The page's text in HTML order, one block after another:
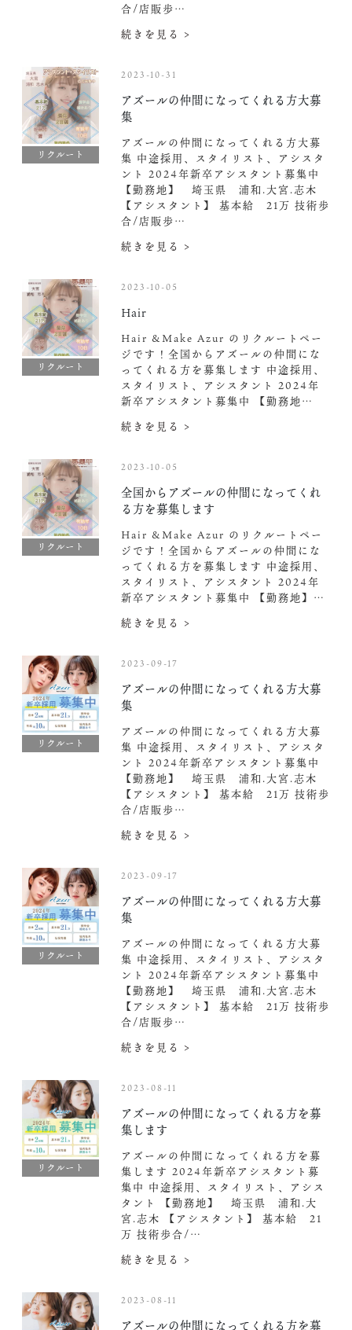
合/店販歩…
続きを見る >
リクルート
2023-10-31
アズールの仲間になってくれる方大募
集
アズールの仲間になってくれる方大募
集 中途採用、スタイリスト、アシスタ
ント 2024年新卒アシスタント募集中️
【勤務地】 埼玉県 浦和.大宮.志木
【アシスタント】 基本給 21万 技術歩
合/店販歩…
続きを見る >
リクルート
2023-10-05
Hair
Hair &Make Azur のリクルートペー
ジです！全国からアズールの仲間にな
ってくれる方を募集します 中途採用、
スタイリスト、アシスタント 2024年
新卒アシスタント募集中️ 【勤務地…
続きを見る >
リクルート
2023-10-05
全国からアズールの仲間になってくれ
る方を募集します
Hair &Make Azur のリクルートペー
ジです！全国からアズールの仲間にな
ってくれる方を募集します 中途採用、
スタイリスト、アシスタント 2024年
新卒アシスタント募集中️ 【勤務地】…
続きを見る >
リクルート
2023-09-17
アズールの仲間になってくれる方大募
集
アズールの仲間になってくれる方大募
集 中途採用、スタイリスト、アシスタ
ント 2024年新卒アシスタント募集中️
【勤務地】 埼玉県 浦和.大宮.志木
【アシスタント】 基本給 21万 技術歩
合/店販歩…
続きを見る >
リクルート
2023-09-17
アズールの仲間になってくれる方大募
集
アズールの仲間になってくれる方大募
集 中途採用、スタイリスト、アシスタ
ント 2024年新卒アシスタント募集中️
【勤務地】 埼玉県 浦和.大宮.志木
【アシスタント】 基本給 21万 技術歩
合/店販歩…
続きを見る >
リクルート
2023-08-11
アズールの仲間になってくれる方を募
集します
アズールの仲間になってくれる方を募
集します 2024年新卒アシスタント募
集中️ 中途採用、スタイリスト、アシス
タント 【勤務地】 埼玉県 浦和.大
宮.志木 【アシスタント】 基本給 21
万 技術歩合/…
続きを見る >
2023-08-11
アズールの仲間になってくれる方を募